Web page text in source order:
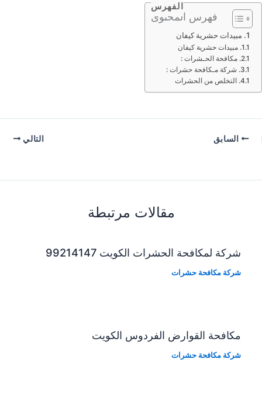
الفهرس
فهرس المحتوى
مبيدات حشرية كيفان
مبيدات حشرية كيفان
مكافحة الحـشرات :
شركة مـكافحة حشرات :
التخلص من الحشرات
السابق التالي
مقالات مرتبطة
شركة لمكافحة الحشرات الكويت 99214147
شركة مكافحة حشرات
مكافحة القوارض الفردوس الكويت
شركة مكافحة حشرات